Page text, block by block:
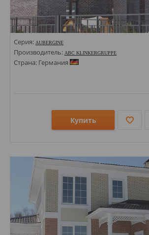
Серия: AUBERGINE
Производитель: ABC KLINKERGRUPPE
Страна: Германия
Купить
Стили: Под кирпич;